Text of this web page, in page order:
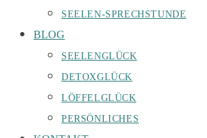
SEELEN-SPRECHSTUNDE
BLOG
SEELENGLÜCK
DETOXGLÜCK
LÖFFELGLÜCK
PERSÖNLICHES